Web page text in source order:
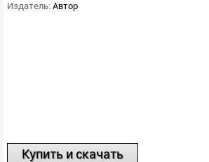
Издатель: Автор
Купить и скачать